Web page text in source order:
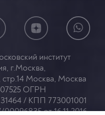
институт
г.Москва,
стр.14 Москва, Москва
ОГРН
/ КПП 773001001
от 16.11.2016